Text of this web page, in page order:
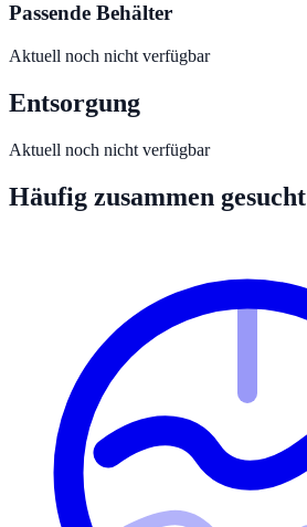
Passende Behälter
Aktuell noch nicht verfügbar
Entsorgung
Aktuell noch nicht verfügbar
Häufig zusammen gesucht